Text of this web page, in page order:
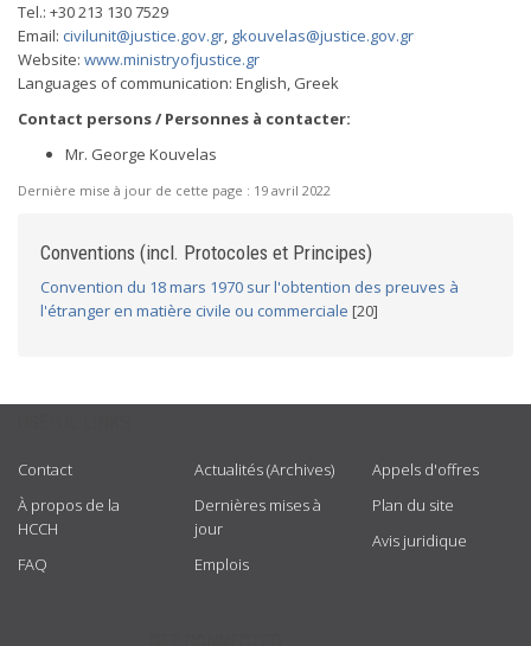
Tel.: +30 213 130 7529
Email: civilunit@justice.gov.gr, gkouvelas@justice.gov.gr
Website: www.ministryofjustice.gr
Languages of communication: English, Greek
Contact persons / Personnes à contacter:
Mr. George Kouvelas
Dernière mise à jour de cette page : 19 avril 2022
Conventions (incl. Protocoles et Principes)
Convention du 18 mars 1970 sur l'obtention des preuves à
l'étranger en matière civile ou commerciale [20]
Contact
À propos de la
HCCH
FAQ
Actualités (Archives)
Dernières mises à
jour
Emplois
Appels d'offres
Plan du site
Avis juridique